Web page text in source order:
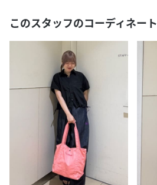
このスタッフのコーディネート